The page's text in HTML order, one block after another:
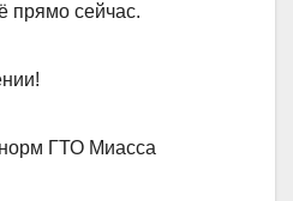
прямо сейчас.
ГТО Миасса